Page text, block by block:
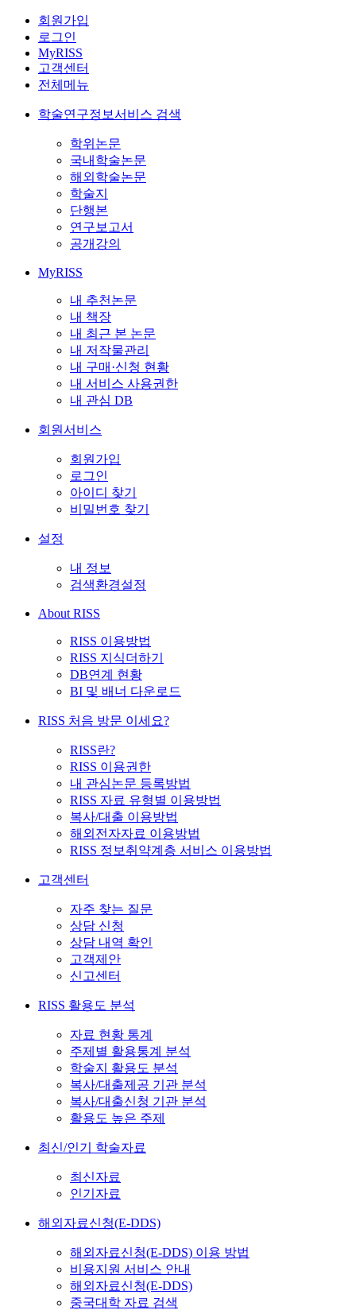
회원가입
로그인
MyRISS
고객센터
전체메뉴
학술연구정보서비스 검색
학위논문
국내학술논문
해외학술논문
학술지
단행본
연구보고서
공개강의
MyRISS
내 추천논문
내 책장
내 최근 본 논문
내 저작물관리
내 구매·신청 현황
내 서비스 사용권한
내 관심 DB
회원서비스
회원가입
로그인
아이디 찾기
비밀번호 찾기
설정
내 정보
검색환경설정
About RISS
RISS 이용방법
RISS 지식더하기
DB연계 현황
BI 및 배너 다운로드
RISS 처음 방문 이세요?
RISS란?
RISS 이용권한
내 관심논문 등록방법
RISS 자료 유형별 이용방법
복사/대출 이용방법
해외전자자료 이용방법
RISS 정보취약계층 서비스 이용방법
고객센터
자주 찾는 질문
상담 신청
상담 내역 확인
고객제안
신고센터
RISS 활용도 분석
자료 현황 통계
주제별 활용통계 분석
학술지 활용도 분석
복사/대출제공 기관 분석
복사/대출신청 기관 분석
활용도 높은 주제
최신/인기 학술자료
최신자료
인기자료
해외자료신청(E-DDS)
해외자료신청(E-DDS) 이용 방법
비용지원 서비스 안내
해외자료신청(E-DDS)
중국대학 자료 검색